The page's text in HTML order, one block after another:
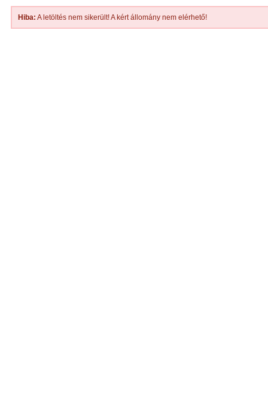
Hiba: A letöltés nem sikerült! A kért állomány nem elérhető!